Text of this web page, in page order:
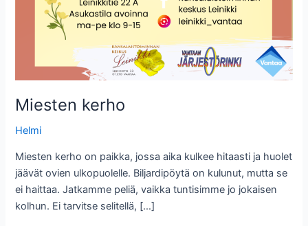
Miesten kerho
Helmi
Miesten kerho on paikka, jossa aika kulkee hitaasti ja huolet
jäävät ovien ulkopuolelle. Biljardipöytä on kulunut, mutta se
ei haittaa. Jatkamme peliä, vaikka tuntisimme jo jokaisen
kolhun. Ei tarvitse selitellä, […]